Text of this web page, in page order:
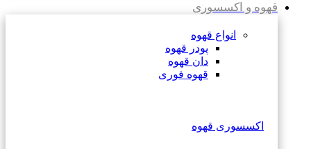
قهوه و اکسسوری
انواع قهوه
پودر قهوه
دان قهوه
قهوه فوری
اکسسوری قهوه